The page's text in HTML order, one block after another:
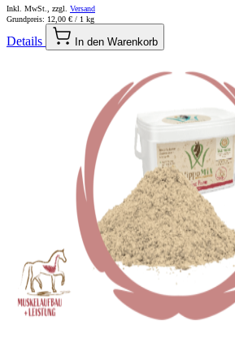
Inkl. MwSt., zzgl. Versand
Grundpreis: 12,00 € / 1 kg
Details In den Warenkorb